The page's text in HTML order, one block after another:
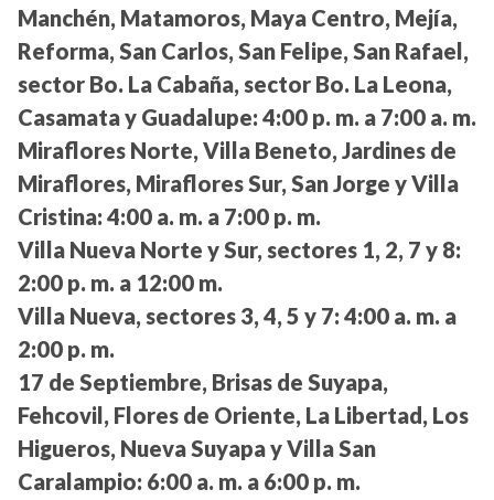
Manchén, Matamoros, Maya Centro, Mejía,
Reforma, San Carlos, San Felipe, San Rafael,
sector Bo. La Cabaña, sector Bo. La Leona,
Casamata y Guadalupe: 4:00 p. m. a 7:00 a. m.
Miraflores Norte, Villa Beneto, Jardines de
Miraflores, Miraflores Sur, San Jorge y Villa
Cristina: 4:00 a. m. a 7:00 p. m.
Villa Nueva Norte y Sur, sectores 1, 2, 7 y 8:
2:00 p. m. a 12:00 m.
Villa Nueva, sectores 3, 4, 5 y 7: 4:00 a. m. a
2:00 p. m.
17 de Septiembre, Brisas de Suyapa,
Fehcovil, Flores de Oriente, La Libertad, Los
Higueros, Nueva Suyapa y Villa San
Caralampio: 6:00 a. m. a 6:00 p. m.